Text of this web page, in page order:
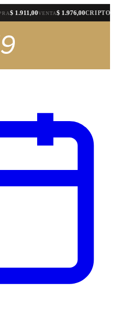
VENTA$ 1.976,00CRIPTOCOMPRA$